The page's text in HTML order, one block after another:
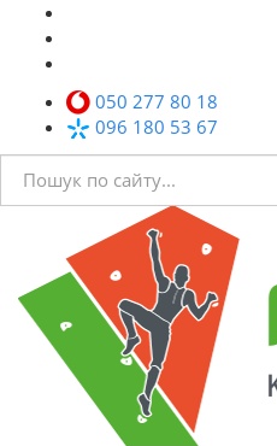
050 277 80 18
096 180 53 67